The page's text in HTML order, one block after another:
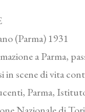
(Parma) 1931
a Parma,
in scene di vita
Parma,